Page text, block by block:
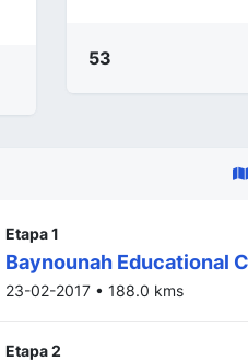
53
Etapa 1
Baynounah Educational
23-02-2017 • 188.0 kms
Etapa 2